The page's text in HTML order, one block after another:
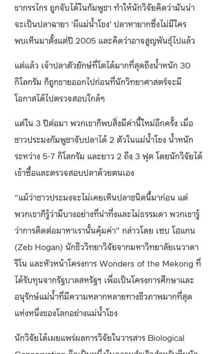
ขากรรไกร ถูกจับได้ในกัมพูชา ทำให้นักวิจัยคิดว่ามันน่า
จะเป็นปลาฉายา ‘ผีแม่น้ำโขง’ ปลาหายากซึ่งไม่มีใคร
พบเห็นมาตั้งแต่ปี 2005 และคิดว่าอาจสูญพันธุ์ไปแล้ว
แต่แล้ว เจ้าปลาตัวยักษ์ที่โตได้มากที่สุดถึงน้ำหนัก 30
กิโลกรัม ก็ถูกขายออกไปก่อนที่นักวิทยาศาสตร์จะมี
โอกาสได้ไปตรวจสอบใกล้ๆ
แต่ใน 3 ปีต่อมา พวกเขาก็พบสิ่งมีค่านี้ใหม่อีกครั้ง เมื่อ
ชาวประมงกัมพูชาจับปลาได้ 2 ตัวในแม่น้ำโขง น้ำหนัก
ระหว่าง 5-7 กิโลกรัม และยาว 2 ถึง 3 ฟุต โดยนักวิจัยได้
เข้าซื้อและตรวจสอบปลาด้วยตนเอง
“แม้ว่าชาวประมงจะไม่เคยเห็นปลาชนิดนี้มาก่อน แต่
พวกเขาก็รู้ว่ามีบางอย่างที่น่าทึ่งและไม่ธรรมดา พวกเขารู้
ว่าการติดต่อมาหาเรานั้นคุ้มค่า” กล่าวโดย เซบ โฮแกน
(Zeb Hogan) นักชีววิทยาวิจัยจากมหาวิทยาลัยเนวาดา
รีโน และหัวหน้าโครงการ Wonders of the Mekong ที่
ได้รับทุนจากรัฐบาลสหรัฐฯ เพื่อเป็นโครงการศึกษาและ
อนุรักษ์แม่น้ำที่มีความหลากหลายทางชีวภาพมากที่สุด
แห่งหนึ่งของโลกอย่างแม่น้ำโขง
นักวิจัยได้เผยแพร่ผลการวิจัยในวารสาร Biological